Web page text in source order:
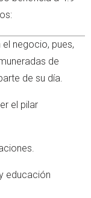
negocio, pues,
de
de su día.
el pilar
educación